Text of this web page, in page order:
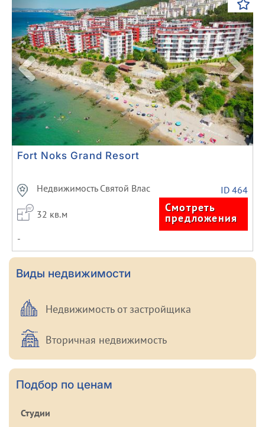
Fort Noks Grand Resort
Недвижимость Святой Влас ID 464
32 кв.м Смотреть
предложения
-
Виды недвижимости
Недвижимость от застройщика
Вторичная недвижимость
Подбор по ценам
Студии